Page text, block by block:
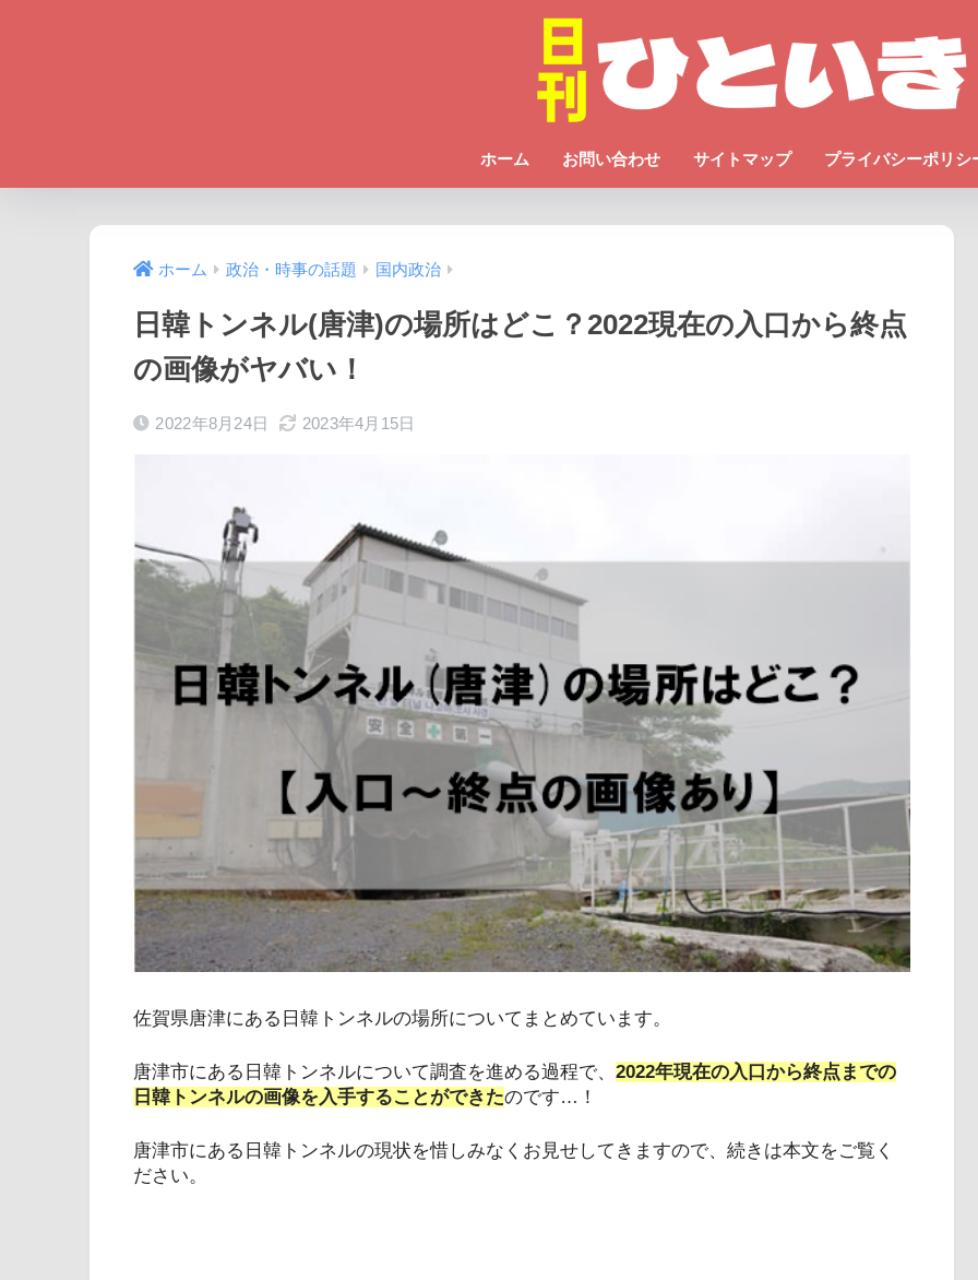
ホーム お問い合わせ サイトマップ プライバシーポリシ
ホーム 政治・時事の話題 国内政治
日韓トンネル(唐津)の場所はどこ？2022現在の入口から終点
の画像がヤバい！
2022年8月24日 2023年4月15日
佐賀県唐津にある日韓トンネルの場所についてまとめています。
唐津市にある日韓トンネルについて調査を進める過程で、 2022年現在の入口から終点までの
日韓トンネルの画像を入手することができたのです…！
唐津市にある日韓トンネルの現状を惜しみなくお見せしてきますので、続きは本文をご覧く
ださい。